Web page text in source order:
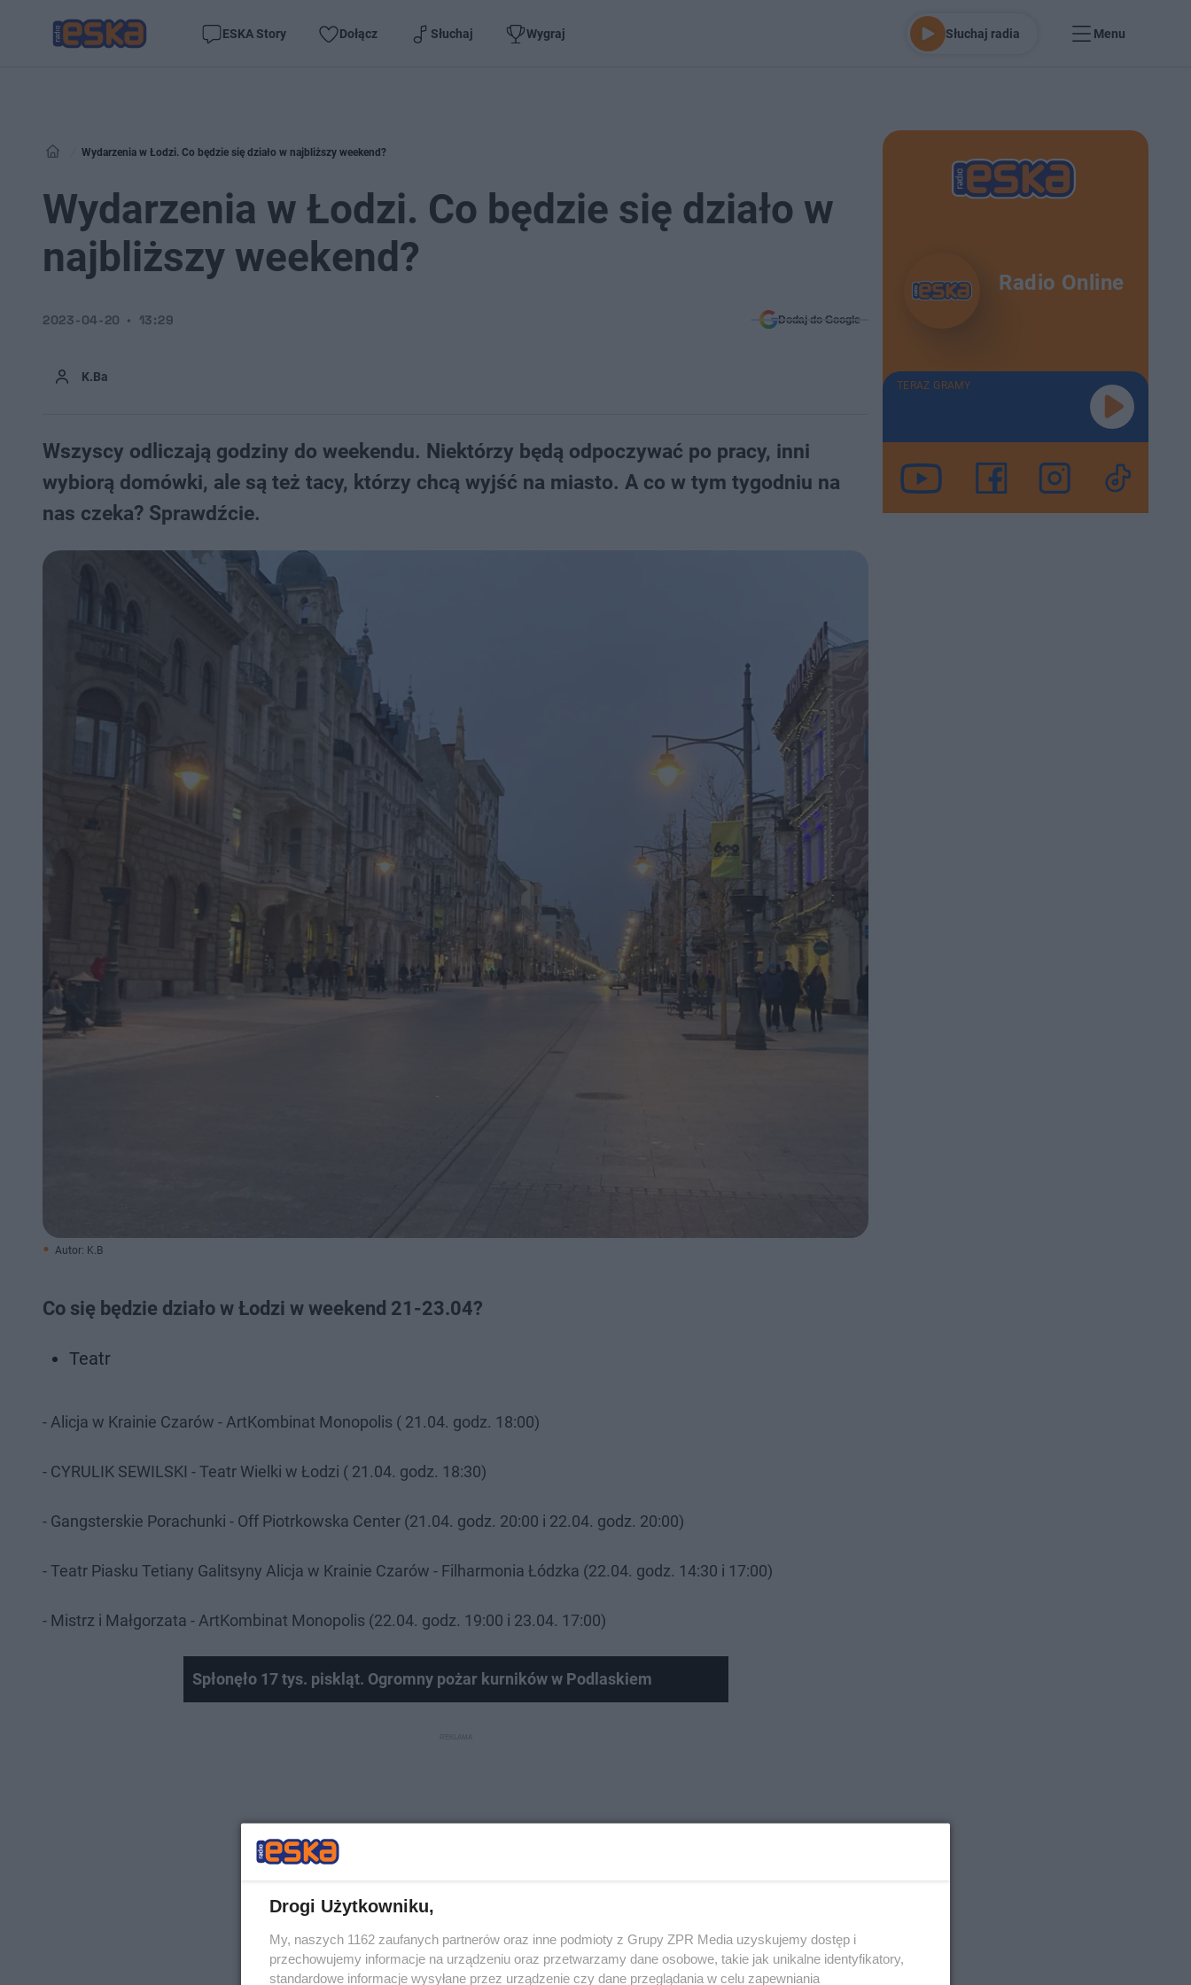
ESKA Story Dołącz Słuchaj Wygraj Słuchaj radia Menu
Wydarzenia w Łodzi. Co będzie się działo w najbliższy weekend?
Wydarzenia w Łodzi. Co będzie się działo w
najbliższy weekend?
K.Ba
2023-04-20 13:29 Dodaj do Google
Wszyscy odliczają godziny do weekendu. Niektórzy będą odpoczywać po pracy, inni
wybiorą domówki, ale są też tacy, którzy chcą wyjść na miasto. A co w tym tygodniu na
nas czeka? Sprawdźcie.
Autor: K.B
Co się będzie działo w Łodzi w weekend 21-23.04?
Teatr
- Alicja w Krainie Czarów - ArtKombinat Monopolis ( 21.04. godz. 18:00)
- CYRULIK SEWILSKI - Teatr Wielki w Łodzi ( 21.04. godz. 18:30)
- Gangsterskie Porachunki - Off Piotrkowska Center (21.04. godz. 20:00 i 22.04. godz. 20:00)
- Teatr Piasku Tetiany Galitsyny Alicja w Krainie Czarów - Filharmonia Łódzka (22.04. godz. 14:30 i 17:00)
- Mistrz i Małgorzata - ArtKombinat Monopolis (22.04. godz. 19:00 i 23.04. 17:00)
Spłonęło 17 tys. piskląt. Ogromny pożar kurników w Podlaskiem
Radio Online
TERAZ GRAMY
Drogi Użytkowniku,
My, naszych 1162 zaufanych partnerów oraz inne podmioty z Grupy ZPR Media uzyskujemy dostęp i
przechowujemy informacje na urządzeniu oraz przetwarzamy dane osobowe, takie jak unikalne identyfikatory,
standardowe informacje wysyłane przez urządzenie czy dane przeglądania w celu zapewniania